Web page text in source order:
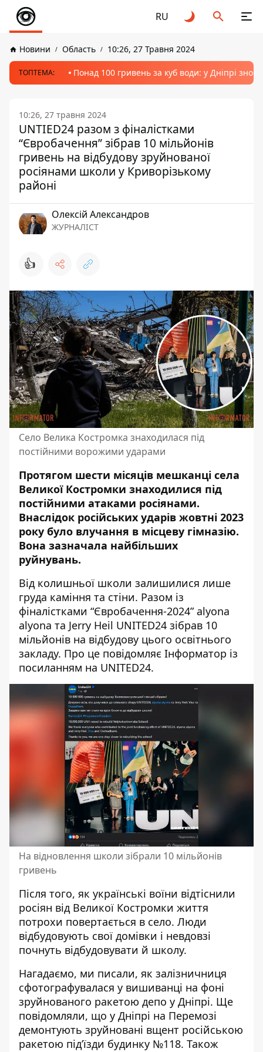
RU
Новини Область 10:26, 27 Травня 2024
ТОПТЕМА: Понад 100 гривень за куб води: у Дніпрі
10:26, 27 травня 2024
UNTIED24 разом з фіналістками
“Євробачення” зібрав 10 мільйонів
гривень на відбудову зруйнованої
росіянами школи у Криворізькому
районі
Олексій Александров
ЖУРНАЛІСТ
👍
Село Велика Костромка знаходилася під
постійними ворожими ударами
Протягом шести місяців мешканці села
Великої Костромки знаходилися під
постійними атаками росіянами.
Внаслідок російських ударів жовтні 2023
року було влучання в місцеву гімназію.
Вона зазначала найбільших
руйнувань.
Від колишньої школи залишилися лише
груда каміння та стіни. Разом із
фіналістками “Євробачення-2024” alyona
alyona та Jerry Heil UNITED24 зібрав 10
мільйонів на відбудову цього освітнього
закладу. Про це повідомляє Інформатор із
посиланням на UNITED24.
На відновлення школи зібрали 10 мільйонів
гривень
Після того, як українські воїни відтіснили
росіян від Великої Костромки життя
потрохи повертається в село. Люди
відбудовують свої домівки і невдовзі
почнуть відбудовувати й школу.
Нагадаємо, ми писали, як залізничниця
сфотографувалася у вишиванці на фоні
зруйнованого ракетою депо у Дніпрі. Ще
повідомляли, що у Дніпрі на Перемозі
демонтують зруйновані вщент російською
ракетою підʼїзди будинку №118. Також